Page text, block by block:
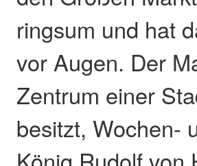
ringsum und hat
vor Augen. Der
Zentrum einer
besitzt, Wochen-